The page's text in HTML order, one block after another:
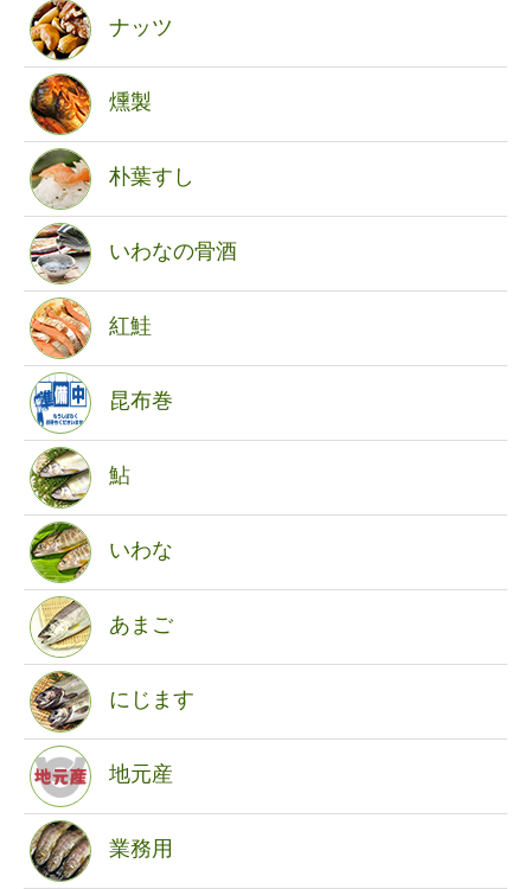
ナッツ
燻製
朴葉すし
いわなの骨酒
紅鮭
昆布巻
鮎
いわな
あまご
にじます
地元産
業務用